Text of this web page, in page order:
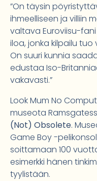
”On täysin
ihmeelliseen ja villiin
valtava Euroviisu-
iloa, jonka kilpailu tuo
On suuri kunnia
edustaa Iso-
vakavasti.”
Look Mum No
museota
(Not) Obsolete.
Game Boy -
soittamaan 100
esimerkki hänen
tyylistään.